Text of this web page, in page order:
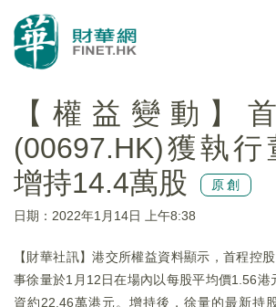
【權益變動】
(00697.HK)獲執
增持14.4萬股
原創
日期：2022年1月14日 上午8:38
【財華社訊】港交所權益資料顯示，首程控
事徐量於1月12日在場內以每股平均價1.56港
資約22.46萬港元。增持後，徐量的最新持